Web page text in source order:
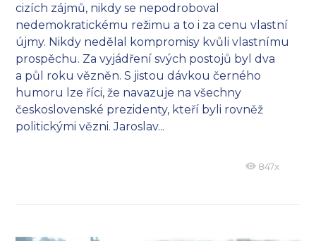
cizích zájmů, nikdy se nepodroboval
nedemokratickému režimu a to i za cenu vlastní
újmy. Nikdy nedělal kompromisy kvůli vlastnímu
prospěchu. Za vyjádření svých postojů byl dva
a půl roku vězněn. S jistou dávkou černého
humoru lze říci, že navazuje na všechny
československé prezidenty, kteří byli rovněž
politickými vězni. Jaroslav...
847x